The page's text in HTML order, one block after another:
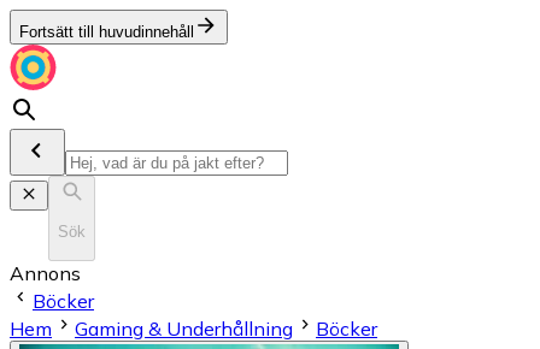
Fortsätt till huvudinnehåll
Sök
Annons
Böcker
Hem
Gaming & Underhållning Böcker